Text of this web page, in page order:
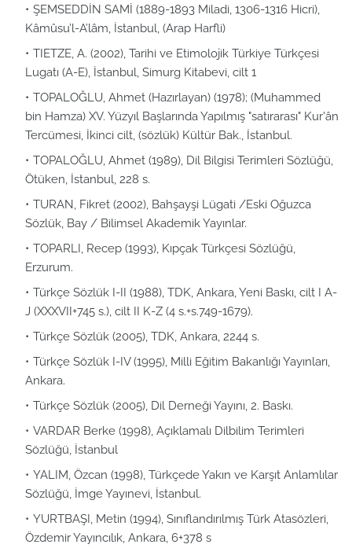
ŞEMSEDDİN SAMİ (1889-1893 Miladi, 1306-1316 Hicri),
Kâmûsu’l-A’lâm, İstanbul, (Arap Harfli)
TIETZE, A. (2002), Tarihi ve Etimolojik Türkiye Türkçesi
Lugatı (A-E), İstanbul, Simurg Kitabevi, cilt 1
TOPALOĞLU, Ahmet (Hazırlayan) (1978); (Muhammed
bin Hamza) XV. Yüzyıl Başlarında Yapılmış "satırarası" Kur'ân
Tercümesi, İkinci cilt, (sözlük) Kültür Bak., İstanbul.
TOPALOĞLU, Ahmet (1989), Dil Bilgisi Terimleri Sözlüğü,
Ötüken, İstanbul, 228 s.
TURAN, Fikret (2002), Bahşayşi Lügati /Eski Oğuzca
Sözlük, Bay / Bilimsel Akademik Yayınlar.
TOPARLI, Recep (1993), Kıpçak Türkçesi Sözlüğü,
Erzurum.
Türkçe Sözlük I-II (1988), TDK, Ankara, Yeni Baskı, cilt I A-
J (XXXVII+745 s.), cilt II K-Z (4 s.+s.749-1679).
Türkçe Sözlük (2005), TDK, Ankara, 2244 s.
Türkçe Sözlük I-IV (1995), Milli Eğitim Bakanlığı Yayınları,
Ankara.
Türkçe Sözlük (2005), Dil Derneği Yayını, 2. Baskı.
VARDAR Berke (1998), Açıklamalı Dilbilim Terimleri
Sözlüğü, İstanbul
YALIM, Özcan (1998), Türkçede Yakın ve Karşıt Anlamlılar
Sözlüğü, İmge Yayınevi, İstanbul.
YURTBAŞI, Metin (1994), Sınıflandırılmış Türk Atasözleri,
Özdemir Yayıncılık, Ankara, 6+378 s